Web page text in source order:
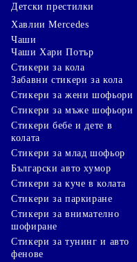
Детски престилки
Хавлии Mercedes
Чаши
Чаши Хари Потър
Стикери за кола
Забавни стикери за кола
Стикери за жени шофьори
Стикери за мъже шофьори
Стикери бебе и дете в
колата
Стикери за млад шофьор
Български авто хумор
Стикери за куче в колата
Стикери за паркиране
Стикери за внимателно
шофиране
Стикери за тунинг и авто
фенове